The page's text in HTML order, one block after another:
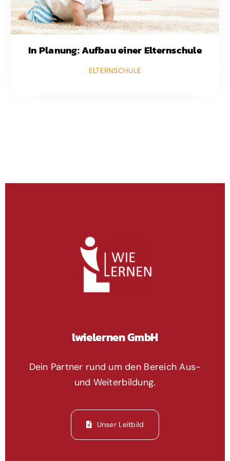
In Planung: Aufbau einer Elternschule
ELTERNSCHULE
lwielernen GmbH
Dein Partner rund um den Bereich Aus-
und Weiterbildung.
Unser Leitbild